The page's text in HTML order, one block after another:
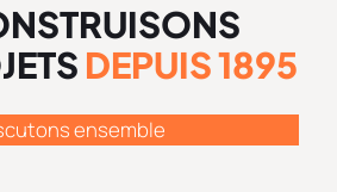
DEPUIS 1895
ensemble